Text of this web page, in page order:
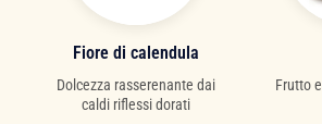
Fiore di calendula
Dolcezza rasserenante dai
caldi riflessi dorati
Frutto